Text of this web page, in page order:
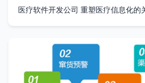
医疗软件开发公司 重塑医疗信息化的